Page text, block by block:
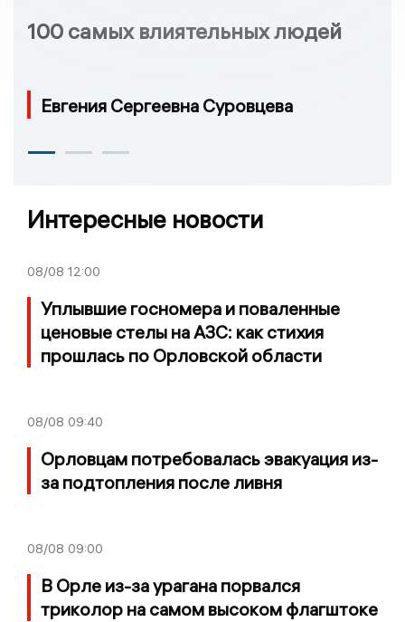
100 самых влиятельных людей
Евгения Сергеевна Суровцева
Интересные новости
08/08 12:00
Уплывшие госномера и поваленные
ценовые стелы на АЗС: как стихия
прошлась по Орловской области
08/08 09:40
Орловцам потребовалась эвакуация из-
за подтопления после ливня
08/08 09:00
В Орле из-за урагана порвался
триколор на самом высоком флагштоке